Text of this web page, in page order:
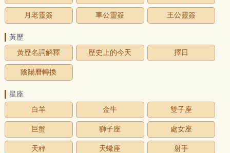
月老靈簽 車公靈簽 王公靈簽
黃歷
黃歷名詞解釋
歷史上的今天 擇日
陰陽曆轉換
星座
白羊
金牛 雙子座
巨蟹 獅子座 處女座
天秤 天蠍座 射手